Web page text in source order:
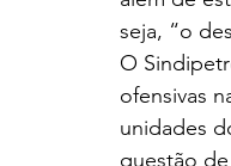
seja, “o
O
ofensivas
unidades
questão